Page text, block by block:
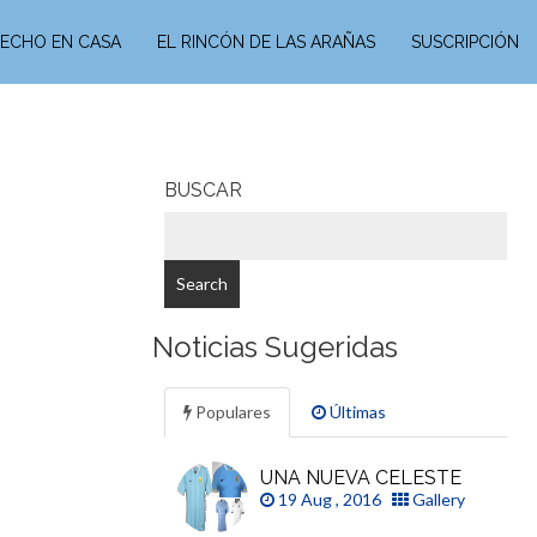
EN CASA EL RINCÓN DE LAS ARAÑAS SUSCRIPCIÓN
BUSCAR
Noticias Sugeridas
Populares Últimas
UNA NUEVA CELESTE
19 Aug , 2016 Gallery